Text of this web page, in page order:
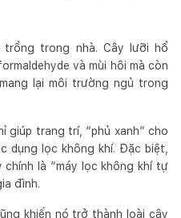
trong nhà. Cây lưỡi hổ
và mùi hôi mà còn
lại môi trường ngủ trong
giúp trang trí, “phủ xanh” cho
dụng lọc không khí. Đặc biệt,
là “máy lọc không khí tự
đình.
khiến nó trở thành loài cây